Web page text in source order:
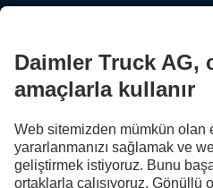
FOLLOW THE ROADSTARS.
Haydi katılın